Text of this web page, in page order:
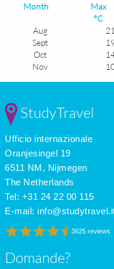
Month
Max
°C
Aug
21
Sept
Oct
Nov
Mar
May
June
July
StudyTravel
Ufficio internazionale
Oranjesingel 19
6511 NM, Nijmegen
The Netherlands
Tel: +31 24 22 00 115
E-mail:
3625 reviews
Domande?